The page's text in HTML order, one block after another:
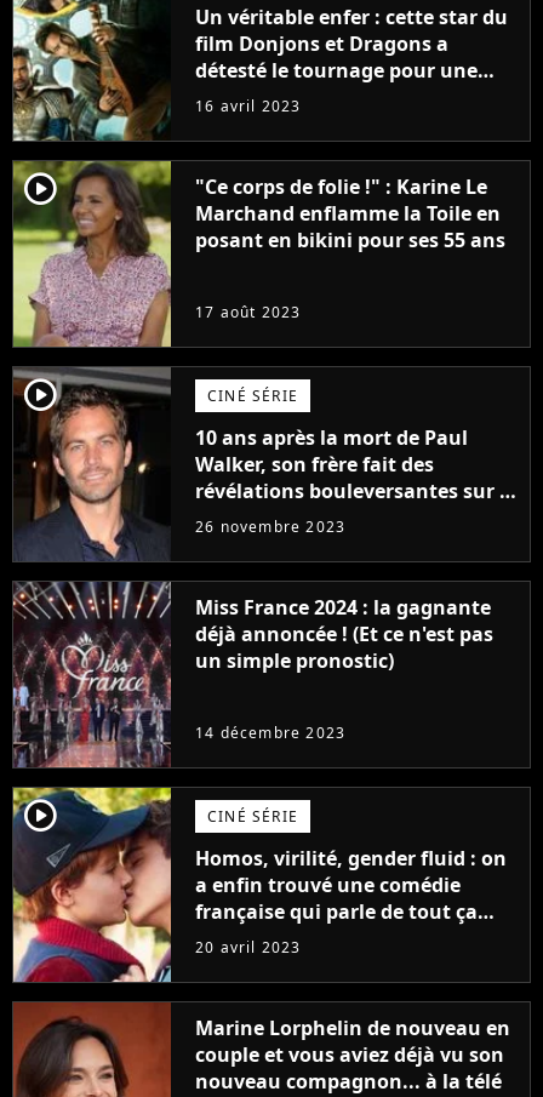
Un véritable enfer : cette star du
film Donjons et Dragons a
détesté le tournage pour une
raison très spéciale
16 avril 2023
player2
"Ce corps de folie !" : Karine Le
Marchand enflamme la Toile en
posant en bikini pour ses 55 ans
17 août 2023
player2 CINÉ SÉRIE
10 ans après la mort de Paul
Walker, son frère fait des
révélations bouleversantes sur la
réaction des acteurs de Fast and
26 novembre 2023
Miss France 2024 : la gagnante
déjà annoncée ! (Et ce n'est pas
un simple pronostic)
14 décembre 2023
player2 CINÉ SÉRIE
Homos, virilité, gender fluid : on
a enfin trouvé une comédie
française qui parle de tout ça
sans être super ringarde
20 avril 2023
Marine Lorphelin de nouveau en
couple et vous aviez déjà vu son
nouveau compagnon... à la télé